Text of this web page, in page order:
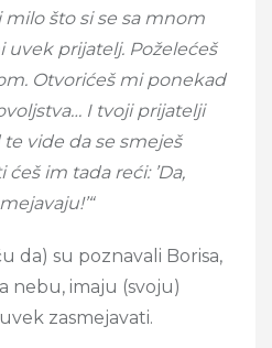
što si se sa mnom
uvek prijatelj. Poželećeš
Otvorićeš mi ponekad
I tvoji prijatelji
vide da se smeješ
im tada reći: ’Da,
da) su poznavali Borisa,
nebu, imaju (svoju)
zasmejavati.